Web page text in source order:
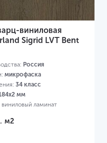
виниловая
Sigrid LVT Bent
Россия
микрофаска
34 класс
мм
ламинат
м2